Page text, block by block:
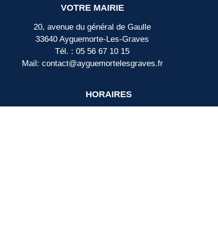
VOTRE MAIRIE
20, avenue du général de Gaulle
33640 Ayguemorte-Les-Graves
Tél. : 05 56 67 10 15
Mail: contact@ayguemortelesgraves.fr
HORAIRES